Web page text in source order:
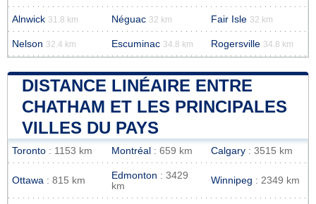
Alnwick 31.8 km Néguac 32 km Fair Isle 32 km
Nelson 32.4 km Escuminac 34.8 km Rogersville 34.8 km
DISTANCE LINÉAIRE ENTRE
CHATHAM ET LES PRINCIPALES
VILLES DU PAYS
Toronto : 1153 km Montréal : 659 km Calgary : 3515 km
Ottawa : 815 km Edmonton : 3429
km
Winnipeg : 2349 km